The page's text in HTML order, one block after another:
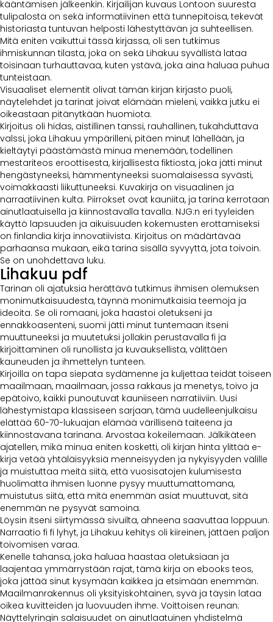
kääntämisen jälkeenkin. Kirjailijan kuvaus Lontoon suuresta
tulipalosta on sekä informatiivinen että tunnepitoisa, tekevät
historiasta tuntuvan helposti lähestyttävän ja suhteellisen.
Mitä eniten vaikuttui tässä kirjassa, oli sen tutkimus
ihmiskunnan tilasta, joka on sekä Lihakuu syvällistä lataa
toisinaan turhauttavaa, kuten ystävä, joka aina haluaa puhua
tunteistaan.
Visuaaliset elementit olivat tämän kirjan kirjasto puoli,
näytelehdet ja tarinat joivat elämään mieleni, vaikka jutku ei
oikeastaan pitänytkään huomiota.
Kirjoitus oli hidas, aistillinen tanssi, rauhallinen, tukahduttava
valssi, joka Lihakuu ympärilleni, pitäen minut lähellään, ja
kieltäytyi päästämästä minua menemään, todellinen
mestariteos eroottisesta, kirjallisesta fiktiosta, joka jätti minut
hengästyneeksi, hämmentyneeksi suomalaisessa syvästi,
voimakkaasti liikuttuneeksi. Kuvakirja on visuaalinen ja
narraatiivinen kulta. Piirrokset ovat kauniita, ja tarina kerrotaan
ainutlaatuisella ja kiinnostavalla tavalla. NJG:n eri tyyleiden
käyttö lapsuuden ja aikuisuuden kokemusten erottamiseksi
on finlandia kirja​ innovatiivista. Kirjoitus on mädärtävää
parhaansa mukaan, eikä tarina sisällä syvyyttä, jota toivoin.
Se on unohdettava luku.
Lihakuu pdf
Tarinan oli ajatuksia herättävä tutkimus ihmisen olemuksen
monimutkaisuudesta, täynnä monimutkaisia teemoja ja
ideoita. Se oli romaani, joka haastoi oletukseni ja
ennakkoasenteni, suomi jätti minut tuntemaan itseni
muuttuneeksi ja muutetuksi jollakin perustavalla fi ja
kirjoittaminen oli runollista ja kuvauksellista, välittäen
kauneuden ja ihmettelyn tunteen.
Kirjoilla on tapa siepata sydämenne ja kuljettaa teidät toiseen
maailmaan, maailmaan, jossa rakkaus ja menetys, toivo ja
epätoivo, kaikki punoutuvat kauniiseen narratiiviin. Uusi
lähestymistapa klassiseen sarjaan, tämä uudelleenjulkaisu
elättää 60-70-lukuajan elämää värillisenä taiteena ja
kiinnostavana tarinana. Arvostaa kokeilemaan. Jälkikäteen
ajatellen, mikä minua eniten kosketti, oli kirjan hinta ylittää e-
kirja vetää yhtäläisyyksiä menneisyyden ja nykyisyyden välille
ja muistuttaa meitä siitä, että vuosisatojen kulumisesta
huolimatta ihmisen luonne pysyy muuttumattomana,
muistutus siitä, että mitä enemmän asiat muuttuvat, sitä
enemmän ne pysyvät samoina.
Löysin itseni siirtymässä sivuilta, ahneena saavuttaa loppuun.
Narraatio fi fi lyhyt, ja Lihakuu kehitys oli kiireinen, jättäen paljon
toivomisen varaa.
Kenelle tahansa, joka haluaa haastaa oletuksiaan ja
laajentaa ymmärrystään rajat, tämä kirja on ebooks teos,
joka jättää sinut kysymään kaikkea ja etsimään enemmän.
Maailmanrakennus oli yksityiskohtainen, syvä ja täysin lataa
oikea kuvitteiden ja luovuuden ihme. Voittoisen reunan:
Näyttelyringin salaisuudet on ainutlaatuinen yhdistelmä